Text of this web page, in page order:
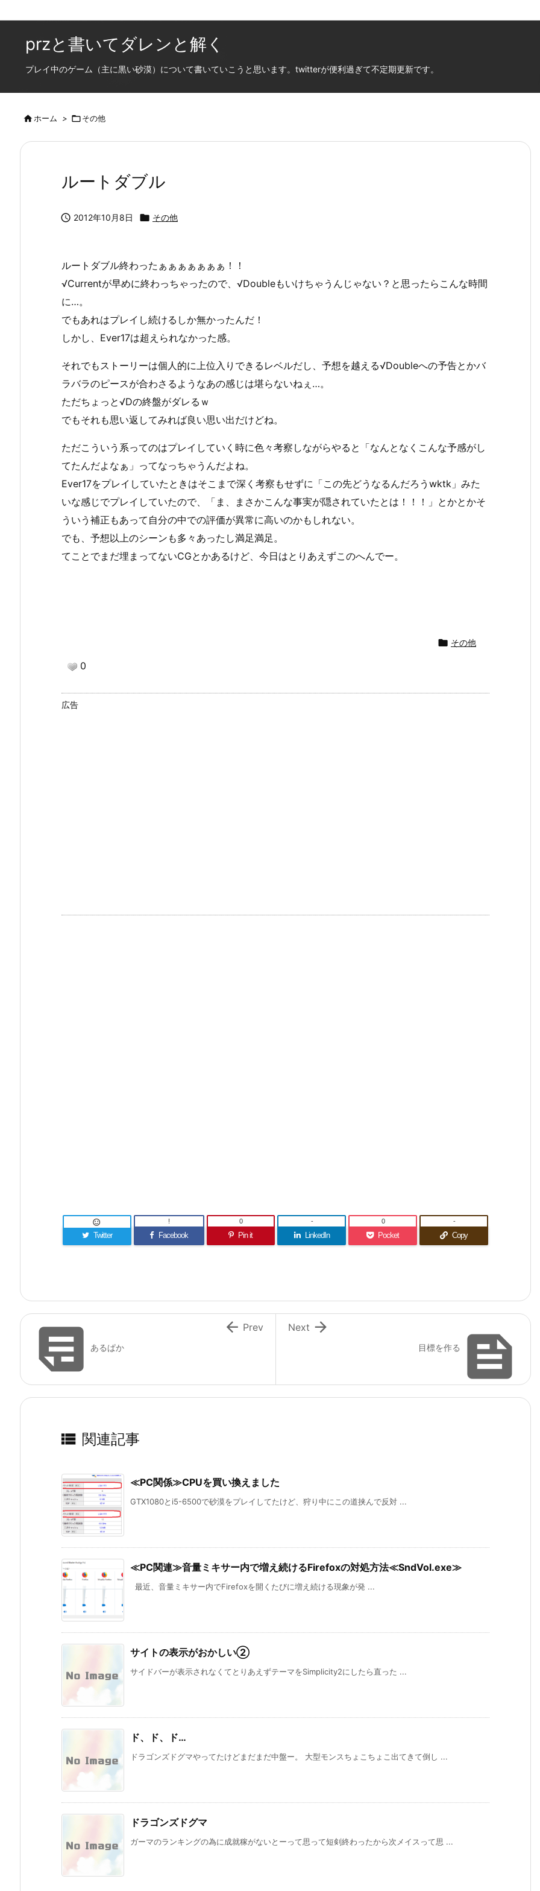
przと書いてダレンと解く
プレイ中のゲーム（主に黒い砂漠）について書いていこうと思います。twitterが便利過ぎて不定期更新です。
ホーム > その他
ルートダブル
 2012年10月8日  その他
ルートダブル終わったぁぁぁぁぁぁぁ！！
√Currentが早めに終わっちゃったので、√Doubleもいけちゃうんじゃない？と思ったらこんな時間
に…。
でもあれはプレイし続けるしか無かったんだ！
しかし、Ever17は超えられなかった感。
それでもストーリーは個人的に上位入りできるレベルだし、予想を越える√Doubleへの予告とかバ
ラバラのピースが合わさるようなあの感じは堪らないねぇ…。
ただちょっと√Dの終盤がダレるｗ
でもそれも思い返してみれば良い思い出だけどね。
ただこういう系ってのはプレイしていく時に色々考察しながらやると「なんとなくこんな予感がし
てたんだよなぁ」ってなっちゃうんだよね。
Ever17をプレイしていたときはそこまで深く考察もせずに「この先どうなるんだろうwktk」みた
いな感じでプレイしていたので、「ま、まさかこんな事実が隠されていたとは！！！」とかとかそ
ういう補正もあって自分の中での評価が異常に高いのかもしれない。
でも、予想以上のシーンも多々あったし満足満足。
てことでまだ埋まってないCGとかあるけど、今日はとりあえずこのへんでー。
 その他
0
広告
Twitter

Facebook
!
Pin it
0
LinkedIn
-
Pocket
0
Copy
-

目標を作る

Next
あるぱか
 Prev
 関連記事
≪PC関係≫CPUを買い換えました
GTX1080とi5-6500で砂漠をプレイしてたけど、狩り中にこの道挟んで反対 ...
≪PC関連≫音量ミキサー内で増え続けるFirefoxの対処方法≪SndVol.exe≫
最近、音量ミキサー内でFirefoxを開くたびに増え続ける現象が発 ...
サイトの表示がおかしい②
サイドバーが表示されなくてとりあえずテーマをSimplicity2にしたら直った ...
ド、ド、ド…
ドラゴンズドグマやってたけどまだまだ中盤ー。 大型モンスちょこちょこ出てきて倒し ...
ドラゴンズドグマ
ガーマのランキングの為に成就稼がないとーって思って短剣終わったから次メイスって思 ...